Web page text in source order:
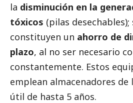
la disminución en la
tóxicos (pilas
constituyen un ahorro de
plazo, al no ser necesario
constantemente. Estos
emplean almacenadores
útil de hasta 5 años.